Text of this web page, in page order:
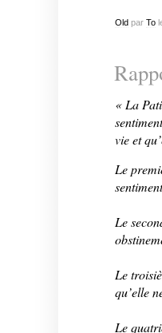
Oldpar To
« La
vie et
Le
Le
Le
qu’elle
Le